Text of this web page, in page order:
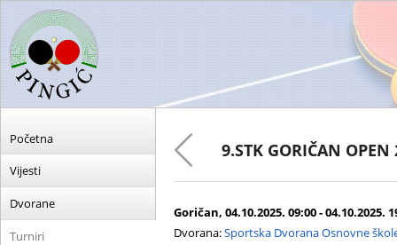
Početna
Vijesti
Dvorane
Turniri
9.STK GORIČAN OPEN
Goričan, 04.10.2025. 09:00 - 04.10.2025.
Dvorana:Sportska Dvorana Osnovne